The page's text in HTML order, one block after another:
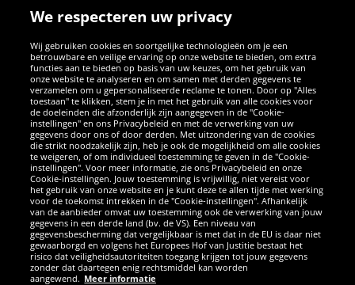
SOCIALE MEDIA
FacebookInstagram
WhatsApp
TikTokTwitterYouTube
APPS
We respecteren uw privacy
Wij gebruiken cookies en soortgelijke technologieën om je een
betrouwbare en veilige ervaring op onze website te bieden, om extra
functies aan te bieden op basis van uw keuzes, om het gebruik van
onze website te analyseren en om samen met derden gegevens te
verzamelen om u gepersonaliseerde reclame te tonen. Door op "Alles
toestaan" te klikken, stem je in met het gebruik van alle cookies voor
de doeleinden die afzonderlijk zijn aangegeven in de "Cookie-
instellingen" en ons Privacybeleid en met de verwerking van uw
gegevens door ons of door derden. Met uitzondering van de cookies
die strikt noodzakelijk zijn, heb je ook de mogelijkheid om alle cookies
te weigeren, of om individueel toestemming te geven in de "Cookie-
instellingen". Voor meer informatie, zie ons Privacybeleid en onze
Cookie-instellingen. Jouw toestemming is vrijwillig, niet vereist voor
het gebruik van onze website en je kunt deze te allen tijde met werking
voor de toekomst intrekken in de "Cookie-instellingen". Afhankelijk
van de aanbieder omvat uw toestemming ook de verwerking van jouw
gegevens in een derde land (bv. de VS). Een niveau van
gegevensbescherming dat vergelijkbaar is met dat in de EU is daar niet
gewaarborgd en volgens het Europees Hof van Justitie bestaat het
risico dat veiligheidsautoriteiten toegang krijgen tot jouw gegevens
zonder dat daartegen enig rechtsmiddel kan worden
aangewend. Meer informatie